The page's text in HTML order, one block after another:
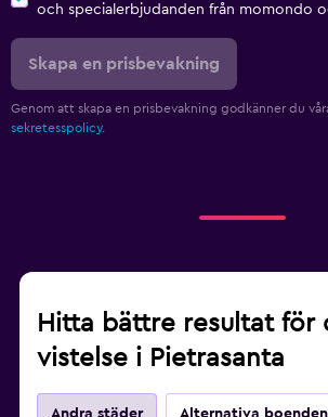
och specialerbjudanden från momondo
Skapa en prisbevakning
Genom att skapa en prisbevakning godkänner du
sekretesspolicy.
Hitta bättre resultat för
vistelse i Pietrasanta
Andra städer Alternativa boenden